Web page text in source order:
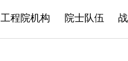
工程院机构 院士队伍